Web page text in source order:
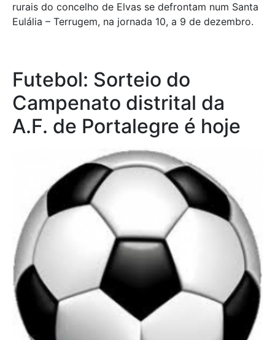
rurais do concelho de Elvas se defrontam num Santa
Eulália – Terrugem, na jornada 10, a 9 de dezembro.
Futebol: Sorteio do
Campenato distrital da
A.F. de Portalegre é hoje